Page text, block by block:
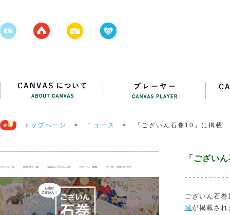
トップページ > ニュース > 「ございん石巻10」に掲載
「ござい
ございん石
城が掲載され